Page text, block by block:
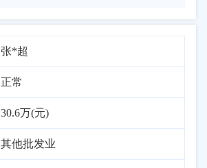
张*超
正常
30.6万(元)
其他批发业